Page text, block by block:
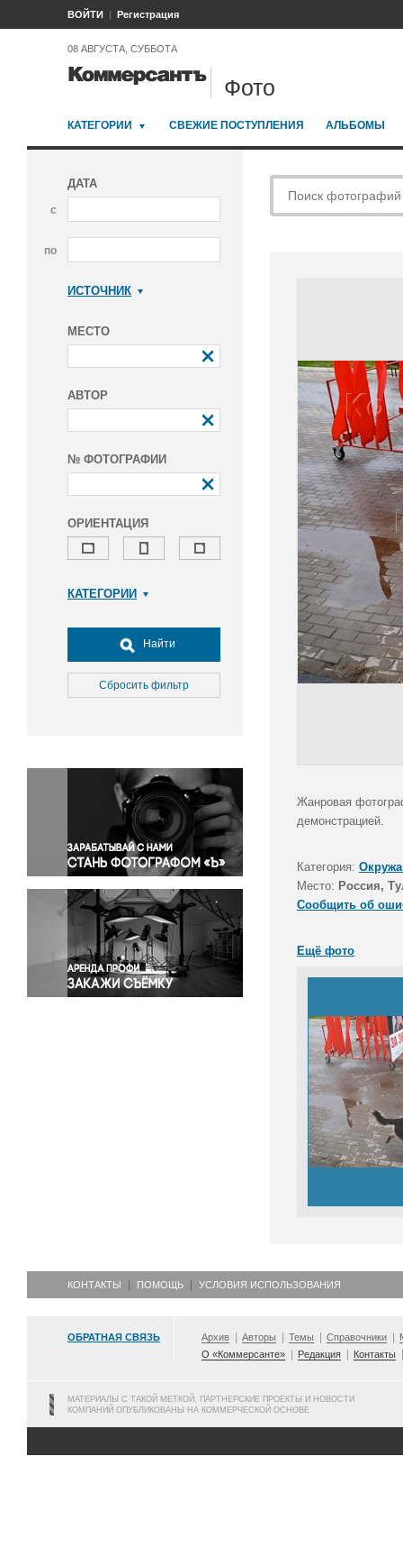
ВОЙТИ Регистрация
08 АВГУСТА, СУББОТА
Фото
КАТЕГОРИИ СВЕЖИЕ ПОСТУПЛЕНИЯ АЛЬБОМЫ
ДАТА
с
по
ИСТОЧНИК
МЕСТО
АВТОР
№ ФОТОГРАФИИ
ОРИЕНТАЦИЯ
КАТЕГОРИИ
Досуг, туризм и отдых
Культура
Медицина
Окружающая среда
Политика
Правосудие
Происшествия и конфликты
Религия
Светская жизнь
Спорт
Экология
Экономика и бизнес
Найти
Сбросить фильтр
Жанровая
демонстрацией.
Категория:
Место: Россия,
Сообщить об
Ещё фото
КОНТАКТЫ ПОМОЩЬ УСЛОВИЯ ИСПОЛЬЗОВАНИЯ
ОБРАТНАЯ СВЯЗЬ Архив Авторы Темы Справочники
О «Коммерсанте»
Редакция Контакты
МАТЕРИАЛЫ С ТАКОЙ МЕТКОЙ, ПАРТНЕРСКИЕ ПРОЕКТЫ И НОВОСТИ
КОМПАНИЙ ОПУБЛИКОВАНЫ НА КОММЕРЧЕСКОЙ ОСНОВЕ